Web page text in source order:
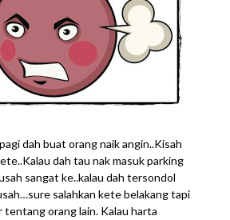
dah buat orang naik angin..Kisah
dah tau nak masuk parking
sangat ke..kalau dah tersondol
salahkan kete belakang tapi
tentang orang lain. Kalau harta